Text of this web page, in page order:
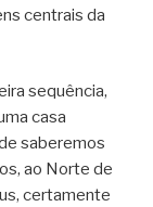
centrais da
sequência,
casa
saberemos
ao Norte de
certamente